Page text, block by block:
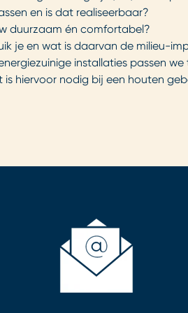
en is dat realiseerbaar?
duurzaam én comfortabel?
je en wat is daarvan de milieu-
installaties passen we
hiervoor nodig bij een houten